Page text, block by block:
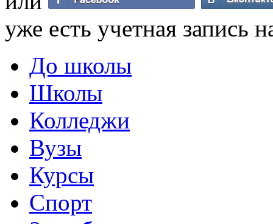
уже есть учетная запись
До школы
Школы
Колледжи
Вузы
Курсы
Спорт